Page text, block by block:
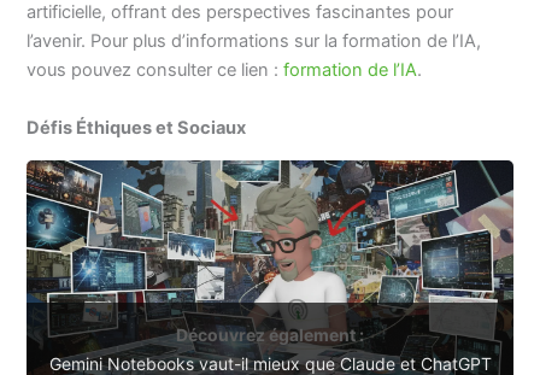
artificielle, offrant des perspectives fascinantes pour
l’avenir. Pour plus d’informations sur la formation de l’IA,
vous pouvez consulter ce lien :formation de l’IA.
Défis Éthiques et Sociaux
Découvrez également :
Gemini Notebooks vaut-il mieux que Claude et ChatGPT